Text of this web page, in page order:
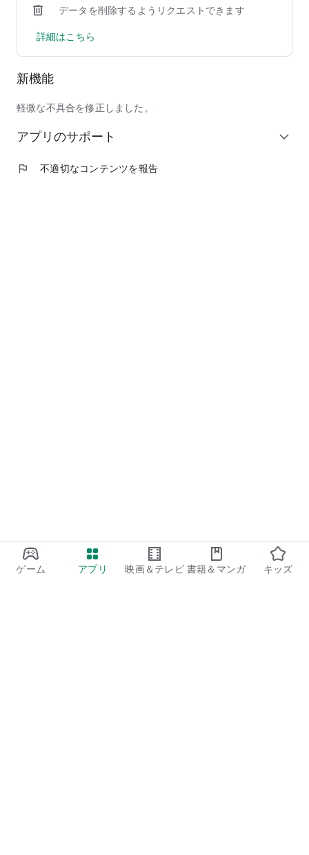
ゲーム アプリ 映画＆テレビ 書籍＆マンガ キッズ
◆ここだけの紹介！フードデリバリーアプリ menu（メニュ
◎人気商品割引などのキャンペーンを日々チェック！いつでも
お得に出前を注文しよう！
上のレストランを頼んじゃおう！
ゲット！
ーク中のランチもご家族とのディナーも毎日お得に美味しく楽
◎特別な日には、いつもは手を出せない高級店特集「至高の銘
店」をデリバリーで頼んで、自宅で最高の贅沢を味わおう！
データを削除するようリクエストできます
詳細はこちら
新機能
軽微な不具合を修正しました。
アプリのサポート expand_more
flag 不適切なコンテンツを報告